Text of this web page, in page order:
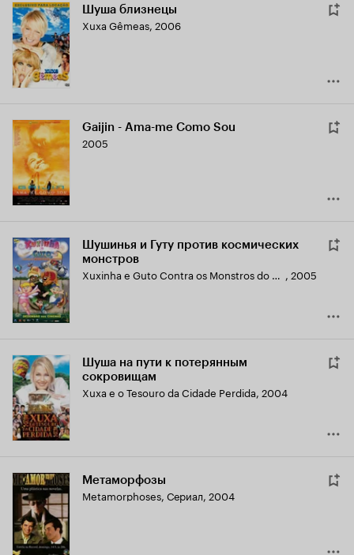
Шуша близнецы
Xuxa Gêmeas, 2006
Gaijin - Ama-me Como Sou
2005
Шушинья и Гуту против космических
монстров
Xuxinha e Guto Contra os Monstros do Espaço , 2005
Шуша на пути к потерянным
сокровищам
Xuxa e o Tesouro da Cidade Perdida, 2004
Метаморфозы
Metamorphoses, Сериал, 2004